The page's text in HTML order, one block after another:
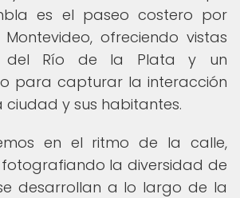
es el paseo costero por
ofreciendo vistas
del Río de la Plata y un
para capturar la interacción
ciudad y sus habitantes.
en el ritmo de la calle,
la diversidad de
desarrollan a lo largo de la